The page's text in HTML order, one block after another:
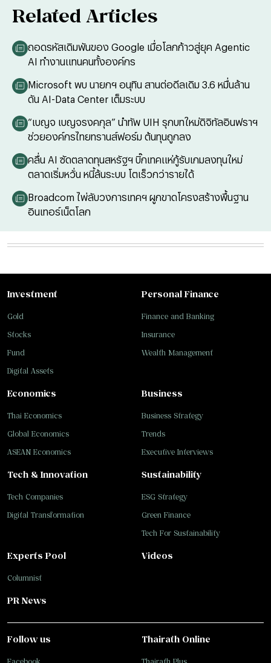
Related Articles
ถอดรหัสเดิมพันของ Google เมื่อโลกก้าวสู่ยุค Agentic
AI ทำงานแทนคนทั้งองค์กร
Microsoft พบ นายกฯ อนุทิน สานต่อดีลเดิม 3.6 หมื่นล้าน
ดัน AI-Data Center เต็มระบบ
“เบญจ เบญจรงคกุล” นำทัพ UIH รุกบทใหม่ดิจิทัลอินฟราฯ
ช่วยองค์กรไทยทรานส์ฟอร์ม ต้นทุนถูกลง
คลื่น AI ซัดตลาดทุนสหรัฐฯ บิ๊กเทคแห่กู้รับเกมลงทุนใหม่
ตลาดเริ่มหวั่น หนี้ล้นระบบ โตเร็วกว่ารายได้
Broadcom ไพ่ลับวงการเทคฯ ผูกขาดโครงสร้างพื้นฐาน
อินเทอร์เน็ตโลก
Investment
Gold
Stocks
Fund
Digital Assets
Personal Finance
Finance and Banking
Insurance
Wealth Management
Business
Business Strategy
Trends
Executive Interviews
Tech & Innovation
Tech Companies
Digital Transformation
Sustainability
ESG Strategy
Green Finance
Tech For Sustainability
Economics
Thai Economics
Global Economics
ASEAN Economics
Experts Pool
Columnist
Videos
PR News
Follow us Thairath Online